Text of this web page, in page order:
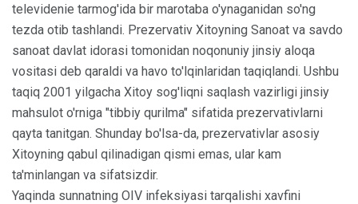
televidenie tarmog'ida bir marotaba o'ynaganidan so'ng
tezda otib tashlandi. Prezervativ Xitoyning Sanoat va savdo
sanoat davlat idorasi tomonidan noqonuniy jinsiy aloqa
vositasi deb qaraldi va havo to'lqinlaridan taqiqlandi. Ushbu
taqiq 2001 yilgacha Xitoy sog'liqni saqlash vazirligi jinsiy
mahsulot o'rniga "tibbiy qurilma" sifatida prezervativlarni
qayta tanitgan. Shunday bo'lsa-da, prezervativlar asosiy
Xitoyning qabul qilinadigan qismi emas, ular kam
ta'minlangan va sifatsizdir.
Yaqinda sunnatning OIV infeksiyasi tarqalishi xavfini